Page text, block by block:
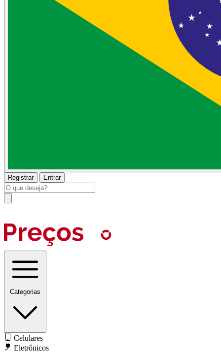
Registrar Entrar
Categorias
Celulares
Eletrônicos